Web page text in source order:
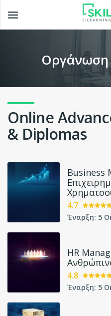
Οργάνωση
Online
& Diplomas
Business
4.7
Έναρξη: 5
HR
4.8
Έναρξη: 5